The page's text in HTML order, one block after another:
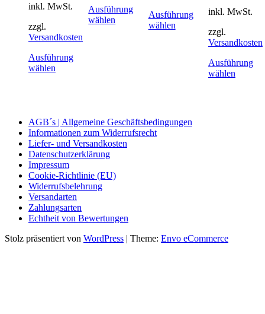
inkl. MwSt.
zzgl.
Versandkosten
Ausführung
wählen
Ausführung
wählen
Ausführung
wählen
inkl. MwSt.
zzgl.
Versandkosten
Ausführung
wählen
AGB´s | Allgemeine Geschäftsbedingungen
Informationen zum Widerrufsrecht
Liefer- und Versandkosten
Datenschutzerklärung
Impressum
Cookie-Richtlinie (EU)
Widerrufsbelehrung
Versandarten
Zahlungsarten
Echtheit von Bewertungen
Stolz präsentiert von WordPress | Theme: Envo eCommerce